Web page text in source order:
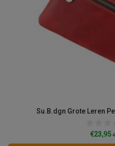
Su.B.dgn Grote Leren
€23,95